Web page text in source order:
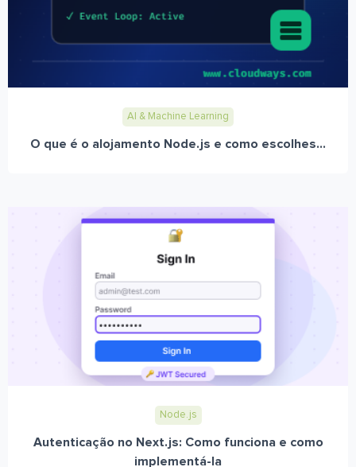
AI & Machine Learning
O que é o alojamento Node.js e como escolhes...
Node.js
Autenticação no Next.js: Como funciona e como
implementá-la